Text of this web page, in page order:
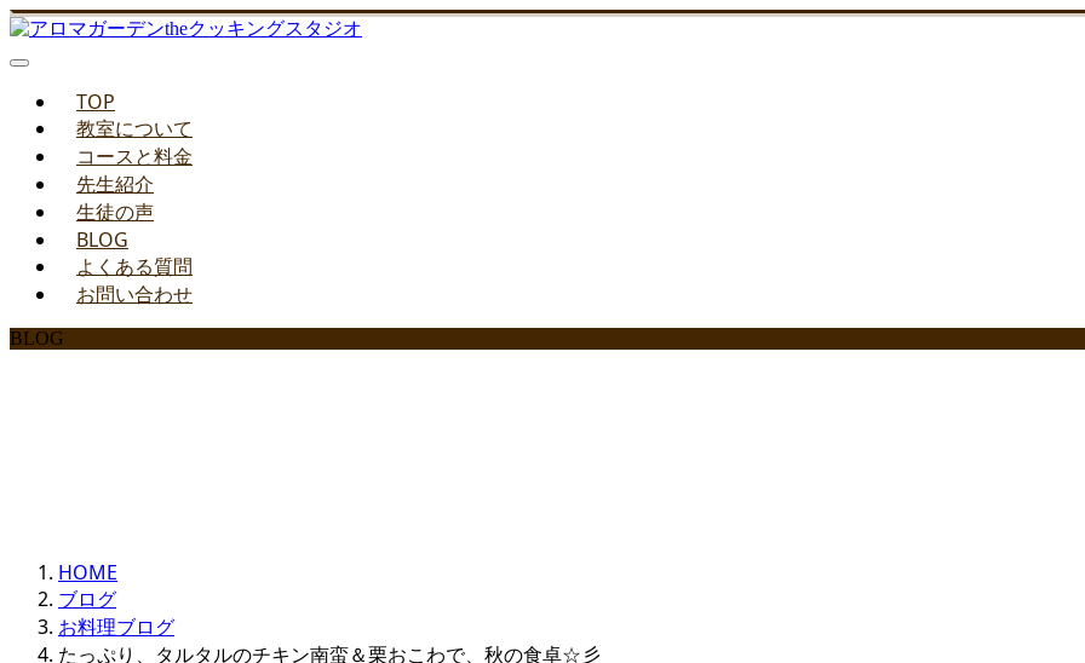
TOP
教室について
コースと料金
先生紹介
生徒の声
BLOG
よくある質問
お問い合わせ
BLOG
HOME
ブログ
お料理ブログ
たっぷり、タルタルのチキン南蛮＆栗おこわで、秋の食卓☆彡